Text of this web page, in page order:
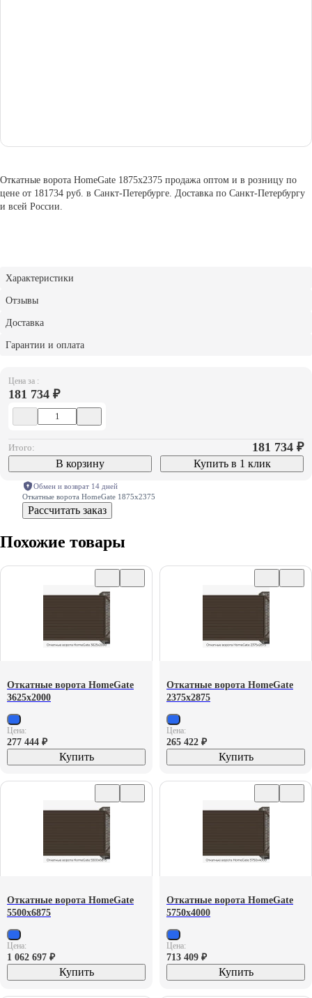
Цена за :
181 734 ₽
Итого: 181 734 ₽
В корзину Купить в 1 клик
Обмен и возврат 14 дней
Откатные ворота HomeGate 1875х2375
Рассчитать заказ
Откатные ворота HomeGate 1875х2375 продажа оптом и в розницу по
цене от 181734 руб. в Санкт-Петербурге. Доставка по Санкт-Петербургу
и всей России.
Характеристики
Отзывы
Доставка
Гарантии и оплата
Похожие товары
Откатные ворота HomeGate
3625х2000
Цена:
277 444 ₽
Купить
Откатные ворота HomeGate
2375х2875
Цена:
265 422 ₽
Купить
Откатные ворота HomeGate
5500х6875
Цена:
1 062 697 ₽
Купить
Откатные ворота HomeGate
5750х4000
Цена:
713 409 ₽
Купить